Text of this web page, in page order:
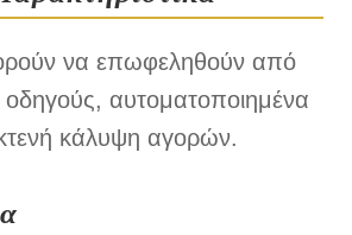
να επωφεληθούν από
οδηγούς, αυτοματοποιημένα
κάλυψη αγορών.